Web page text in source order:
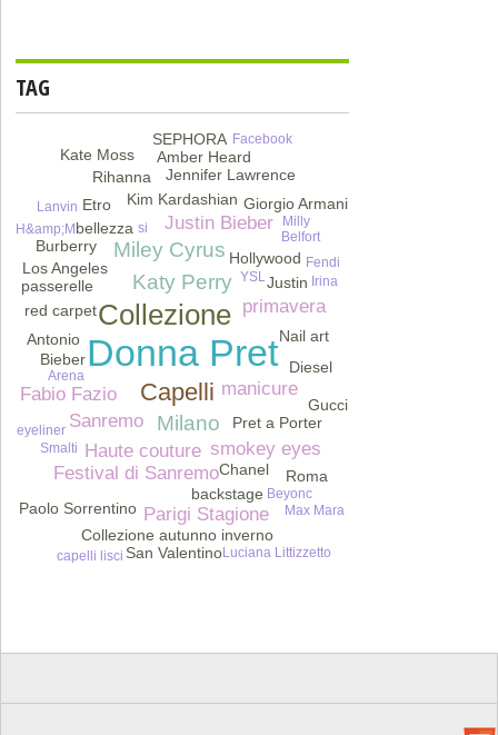
TAG
Donna Pret
Collezione
Capelli
Milano
Katy Perry
Miley Cyrus
Haute couture
manicure
Festival di Sanremo
primavera
Justin Bieber
Sanremo
Fabio Fazio
Parigi Stagione
smokey eyes
backstage
Kim Kardashian
red carpet
Justin
Pret a Porter
Los Angeles
Antonio
bellezza
Chanel
Collezione autunno inverno
Hollywood
Jennifer Lawrence
Paolo Sorrentino
Rihanna
Amber Heard
Burberry
Giorgio Armani
Nail art
passerelle
San Valentino
SEPHORA
Bieber Diesel
Etro
Gucci
Kate Moss
Roma
Belfort
eyeliner
Fendi
Lanvin
Luciana Littizzetto
Max Mara
si
Smalti
YSL
Beyonc
capelli lisci
Facebook
H&amp;M
Irina
Milly
Arena